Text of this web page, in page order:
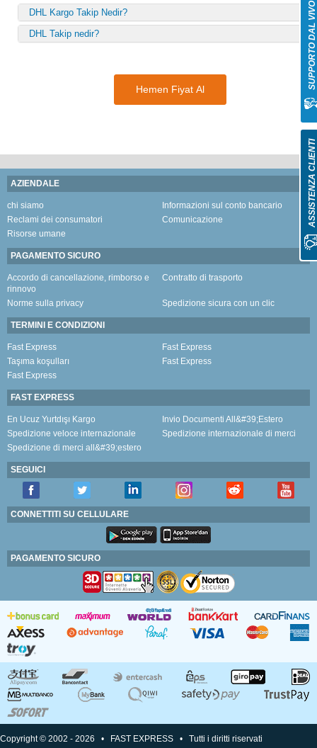
DHL Kargo Takip Nedir?
DHL Takip nedir?
Hemen Fiyat Al
AZIENDALE
chi siamo
Informazioni sul conto bancario
Reclami dei consumatori
Comunicazione
Risorse umane
PAGAMENTO SICURO
Accordo di cancellazione, rimborso e
rinnovo
Contratto di trasporto
Norme sulla privacy Spedizione sicura con un clic
TERMINI E CONDIZIONI
Fast Express
Fast Express
Taşıma koşulları
Fast Express
Fast Express
FAST EXPRESS
En Ucuz Yurtdışı Kargo
Invio Documenti All&#39;Estero
Spedizione veloce internazionale
Spedizione internazionale di merci
Spedizione di merci all&#39;estero
SEGUICI
CONNETTITI SU CELLULARE
PAGAMENTO SICURO
Copyright © 2002 - 2026 • FAST EXPRESS • Tutti i diritti riservati
ASSISTENZA CLIENTI
SUPPORTO DAL VIVO